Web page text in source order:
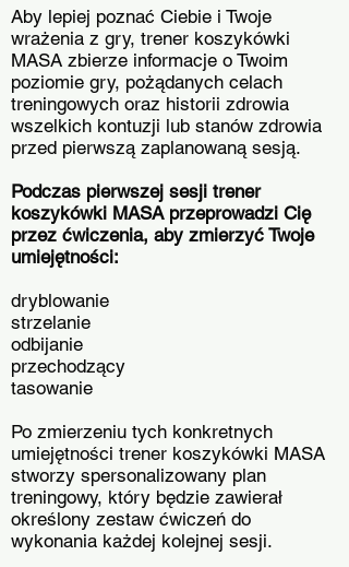
Aby lepiej poznać Ciebie i Twoje
wrażenia z gry, trener koszykówki
MASA zbierze informacje o Twoim
poziomie gry, pożądanych celach
treningowych oraz historii zdrowia
wszelkich kontuzji lub stanów zdrowia
przed pierwszą zaplanowaną sesją.
Podczas pierwszej sesji trener
koszykówki MASA przeprowadzi Cię
przez ćwiczenia, aby zmierzyć Twoje
umiejętności:
dryblowanie
strzelanie
odbijanie
przechodzący
tasowanie
Po zmierzeniu tych konkretnych
umiejętności trener koszykówki MASA
stworzy spersonalizowany plan
treningowy, który będzie zawierał
określony zestaw ćwiczeń do
wykonania każdej kolejnej sesji.